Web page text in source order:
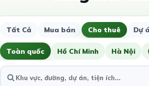
Tất Cả Mua bán Cho thuê Dự
Toàn quốc Hồ Chí Minh Hà Nội